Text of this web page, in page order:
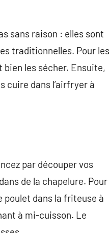
sans raison : elles sont
traditionnelles. Pour les
les sécher. Ensuite,
cuire dans l’airfryer à
par découper vos
de la chapelure. Pour
poulet dans la friteuse à
à mi-cuisson. Le